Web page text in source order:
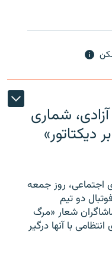
شماری
دیکتاتور»
اجتماعی، روز جمعه
دو تیم
شعار «مرگ
با آنها درگیر